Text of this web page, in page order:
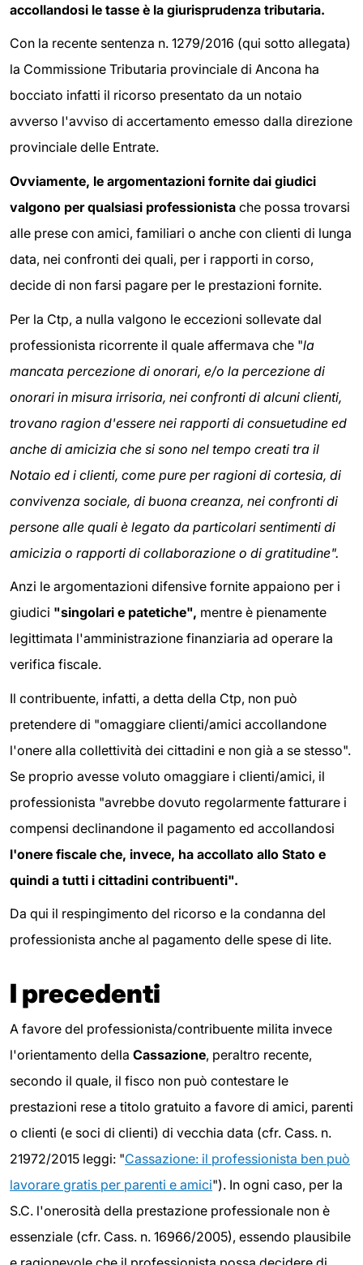
accollandosi le tasse è la giurisprudenza tributaria.
Con la recente sentenza n. 1279/2016 (qui sotto allegata)
la Commissione Tributaria provinciale di Ancona ha
bocciato infatti il ricorso presentato da un notaio
avverso l'avviso di accertamento emesso dalla direzione
provinciale delle Entrate.
Ovviamente, le argomentazioni fornite dai giudici
valgono per qualsiasi professionista che possa trovarsi
alle prese con amici, familiari o anche con clienti di lunga
data, nei confronti dei quali, per i rapporti in corso,
decide di non farsi pagare per le prestazioni fornite.
Per la Ctp, a nulla valgono le eccezioni sollevate dal
professionista ricorrente il quale affermava che "la
mancata percezione di onorari, e/o la percezione di
onorari in misura irrisoria, nei confronti di alcuni clienti,
trovano ragion d'essere nei rapporti di consuetudine ed
anche di amicizia che si sono nel tempo creati tra il
Notaio ed i clienti, come pure per ragioni di cortesia, di
convivenza sociale, di buona creanza, nei confronti di
persone alle quali è legato da particolari sentimenti di
amicizia o rapporti di collaborazione o di gratitudine".
Anzi le argomentazioni difensive fornite appaiono per i
giudici "singolari e patetiche", mentre è pienamente
legittimata l'amministrazione finanziaria ad operare la
verifica fiscale.
Il contribuente, infatti, a detta della Ctp, non può
pretendere di "omaggiare clienti/amici accollandone
l'onere alla collettività dei cittadini e non già a se stesso".
Se proprio avesse voluto omaggiare i clienti/amici, il
professionista "avrebbe dovuto regolarmente fatturare i
compensi declinandone il pagamento ed accollandosi
l'onere fiscale che, invece, ha accollato allo Stato e
quindi a tutti i cittadini contribuenti".
Da qui il respingimento del ricorso e la condanna del
professionista anche al pagamento delle spese di lite.
I precedenti
A favore del professionista/contribuente milita invece
l'orientamento della Cassazione, peraltro recente,
secondo il quale, il fisco non può contestare le
prestazioni rese a titolo gratuito a favore di amici, parenti
o clienti (e soci di clienti) di vecchia data (cfr. Cass. n.
21972/2015 leggi: "Cassazione: il professionista ben può
lavorare gratis per parenti e amici"). In ogni caso, per la
S.C. l'onerosità della prestazione professionale non è
essenziale (cfr. Cass. n. 16966/2005), essendo plausibile